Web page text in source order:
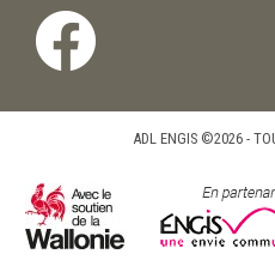
ADL ENGIS ©2026 -